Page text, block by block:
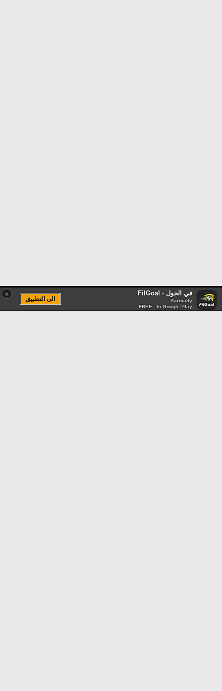
× في الجول - FilGoal
Sarmady
FREE - In Google Play
الى التطبيق